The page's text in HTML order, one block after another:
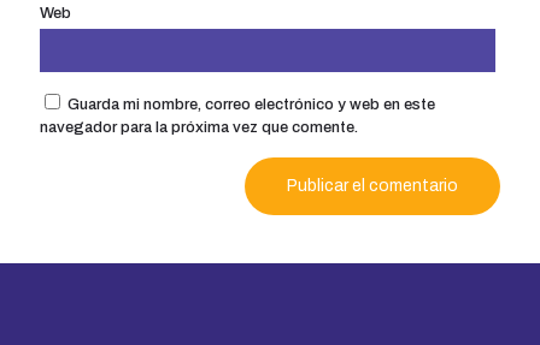
Web
Guarda mi nombre, correo electrónico y web en este
navegador para la próxima vez que comente.